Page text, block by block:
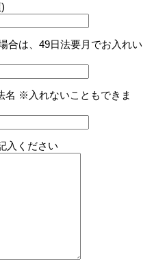
合は、49日法要月でお入れい
名 ※入れないこともできま
入ください